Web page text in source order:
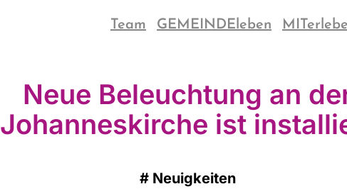
Team GEMEINDEleben
Neue Beleuchtung an
Johanneskirche ist
# Neuigkeiten